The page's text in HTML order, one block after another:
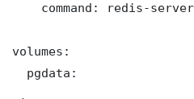
command: redis-
volumes:
  pgdata: